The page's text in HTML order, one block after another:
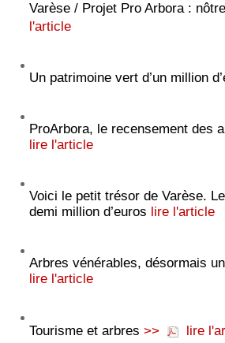
Varèse / Projet Pro Arbora :
l'article
Un patrimoine vert d’un million
ProArbora, le recensement des
lire l'article
Voici le petit trésor de Varèse.
demi million d’euros lire l'article
Arbres vénérables, désormais
lire l'article
Tourisme et arbres >> lire